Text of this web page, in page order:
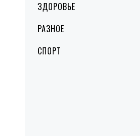
ЗДОРОВЬЕ
РАЗНОЕ
СПОРТ